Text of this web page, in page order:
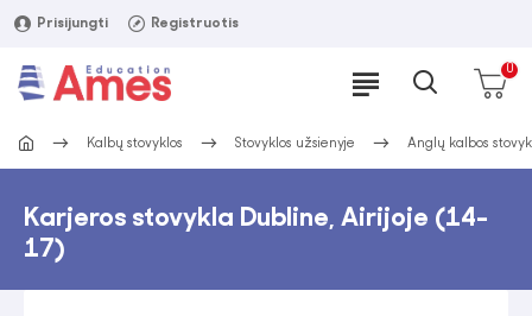
Prisijungti Registruotis
0
Kalbų stovyklos Stovyklos užsienyje Anglų kalbos
Karjeros stovykla Dubline, Airijoje (14-
17)